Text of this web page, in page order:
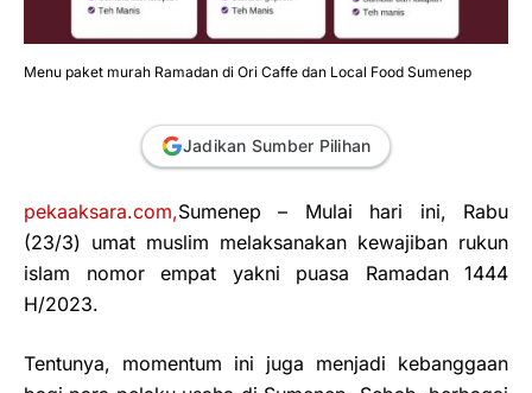
Menu paket murah Ramadan di Ori Caffe dan Local Food Sumenep
Jadikan Sumber Pilihan
pekaaksara.com,Sumenep – Mulai hari ini, Rabu
(23/3) umat muslim melaksanakan kewajiban rukun
islam nomor empat yakni puasa Ramadan 1444
H/2023.
Tentunya, momentum ini juga menjadi kebanggaan